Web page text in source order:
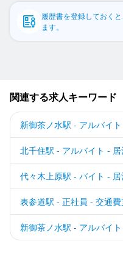
WEB履歴書
スカウト・メルマガ受信設定
掲載をご検討の店舗様へ
食べログ求人PRESS
利用規約
企業情報
履歴書を登録しておく
ます。
関連する求人キーワード
新御茶ノ水駅 - アルバイ
北千住駅 - アルバイト - 居
代々木上原駅 - バイト - 居
表参道駅 - 正社員 - 交通
新御茶ノ水駅 - アルバイ